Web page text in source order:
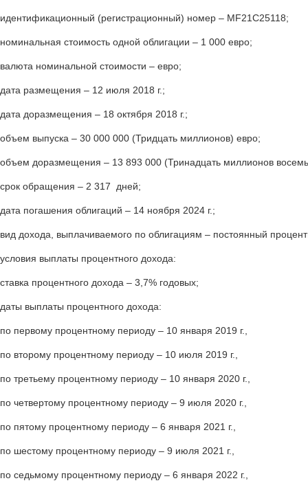
идентификационный (регистрационный) номер – MF21С25118;
номинальная стоимость одной облигации – 1 000 евро;
валюта номинальной стоимости – евро;
дата размещения – 12 июля 2018 г.;
дата доразмещения – 18 октября 2018 г.;
объем выпуска – 30 000 000 (Тридцать миллионов) евро;
объем доразмещения – 13 893 000 (Тринадцать миллионов
срок обращения – 2 317 дней;
дата погашения облигаций – 14 ноября 2024 г.;
вид дохода, выплачиваемого по облигациям – постоянный
условия выплаты процентного дохода:
ставка процентного дохода – 3,7% годовых;
даты выплаты процентного дохода:
по первому процентному периоду – 10 января 2019 г.,
по второму процентному периоду – 10 июля 2019 г.,
по третьему процентному периоду – 10 января 2020 г.,
по четвертому процентному периоду – 9 июля 2020 г.,
по пятому процентному периоду – 6 января 2021 г.,
по шестому процентному периоду – 9 июля 2021 г.,
по седьмому процентному периоду – 6 января 2022 г.,